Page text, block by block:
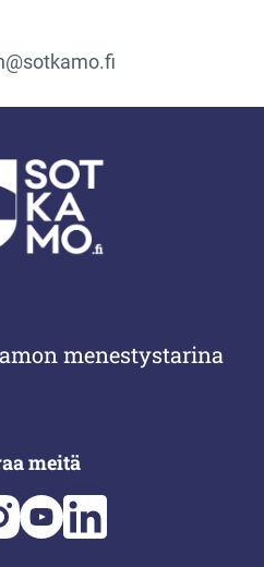
menestystarina
meitä